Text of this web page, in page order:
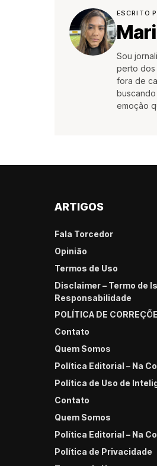
ESCRITO
Sou
perto dos
fora de
emoção
ARTIGOS
Fala Torcedor
Opinião
Termos de Uso
Disclaimer – Termo de
Responsabilidade
POLÍTICA DE
Contato
Quem Somos
Política Editorial – Na
Política de Uso de
Contato
Quem Somos
Política Editorial – Na
Política de Privacidade